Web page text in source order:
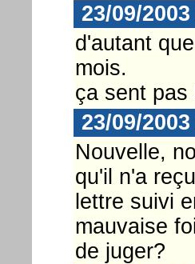
23/09/
d'autant
mois.
ça sent pas
23/09/
Nouvelle,
qu'il n'a
lettre suivi
mauvaise
de juger?